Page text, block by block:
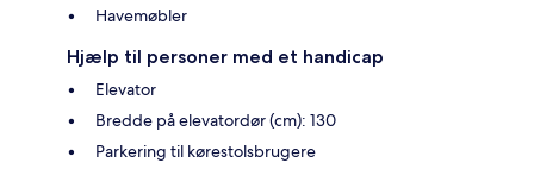
Havemøbler
Hjælp til personer med et handicap
Elevator
Bredde på elevatordør (cm): 130
Parkering til kørestolsbrugere